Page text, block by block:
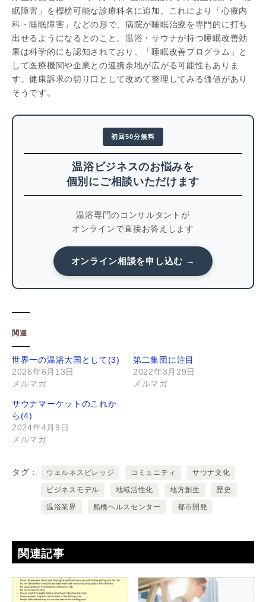
眠障害」を標榜可能な診療科名に追加。これにより「心療内
科・睡眠障害」などの形で、病院が睡眠治療を専門的に打ち
出せるようになるとのこと。温浴・サウナが持つ睡眠改善効
果は科学的にも認知されており、「睡眠改善プログラム」と
して医療機関や企業との連携余地が広がる可能性もありま
す。健康訴求の切り口として改めて整理してみる価値があり
そうです。
初回50分無料
温浴ビジネスのお悩みを
個別にご相談いただけます
温浴専門のコンサルタントが
オンラインで直接お答えします
オンライン相談を申し込む →
関連
世界一の温浴大国として(3)
2026年6月13日
メルマガ
第二集団に注目
2022年3月29日
メルマガ
サウナマーケットのこれか
ら(4)
2024年4月9日
メルマガ
タグ ウェルネスビレッジ コミュニティ サウナ文化
ビジネスモデル 地域活性化 地方創生 歴史
温浴業界 船橋ヘルスセンター 都市開発
関連記事